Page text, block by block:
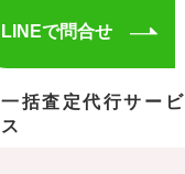
LINEで問合せ
一括査定代行サービ
ス